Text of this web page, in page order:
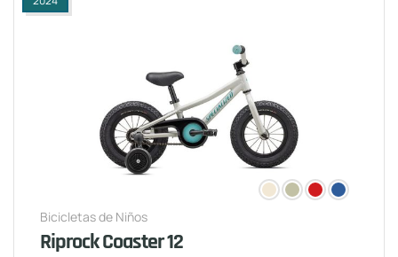
Bicicletas de Niños
Riprock Coaster 12